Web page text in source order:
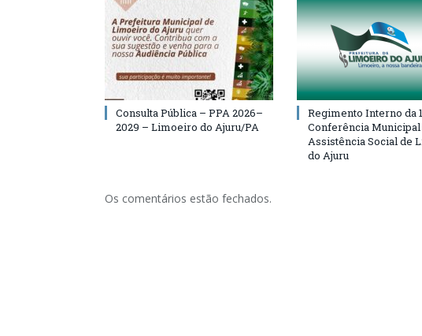
Consulta Pública – PPA 2026–
2029 – Limoeiro do Ajuru/PA
Regimento Interno da
Conferência Municipal
Assistência Social de
do Ajuru
Os comentários estão fechados.